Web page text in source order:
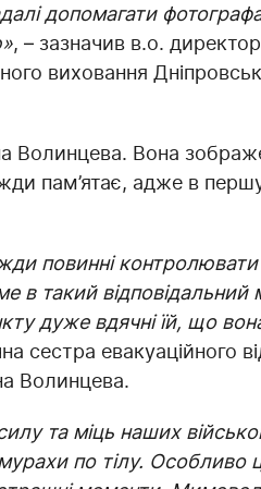
допомагати
, – зазначив в.о.
виховання
Волинцева. Вона
пам’ятає, адже в
повинні контролювати
такий відповідальний
дуже вдячні їй, що
сестра евакуаційного
Волинцева.
та міць наших
по тілу. Особливо